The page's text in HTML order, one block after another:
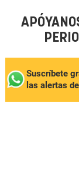
Suscríbete
las alertas